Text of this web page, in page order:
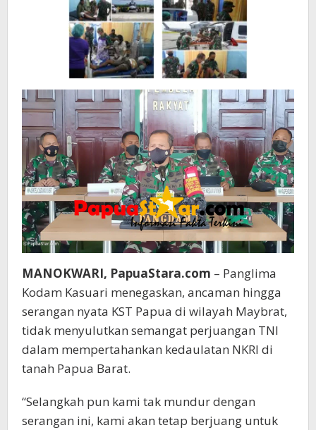
Harga
Mati
MANOKWARI, PapuaStara.com – Panglima
Kodam Kasuari menegaskan, ancaman hingga
serangan nyata KST Papua di wilayah Maybrat,
tidak menyulutkan semangat perjuangan TNI
dalam mempertahankan kedaulatan NKRI di
tanah Papua Barat.
“Selangkah pun kami tak mundur dengan
serangan ini, kami akan tetap berjuang untuk